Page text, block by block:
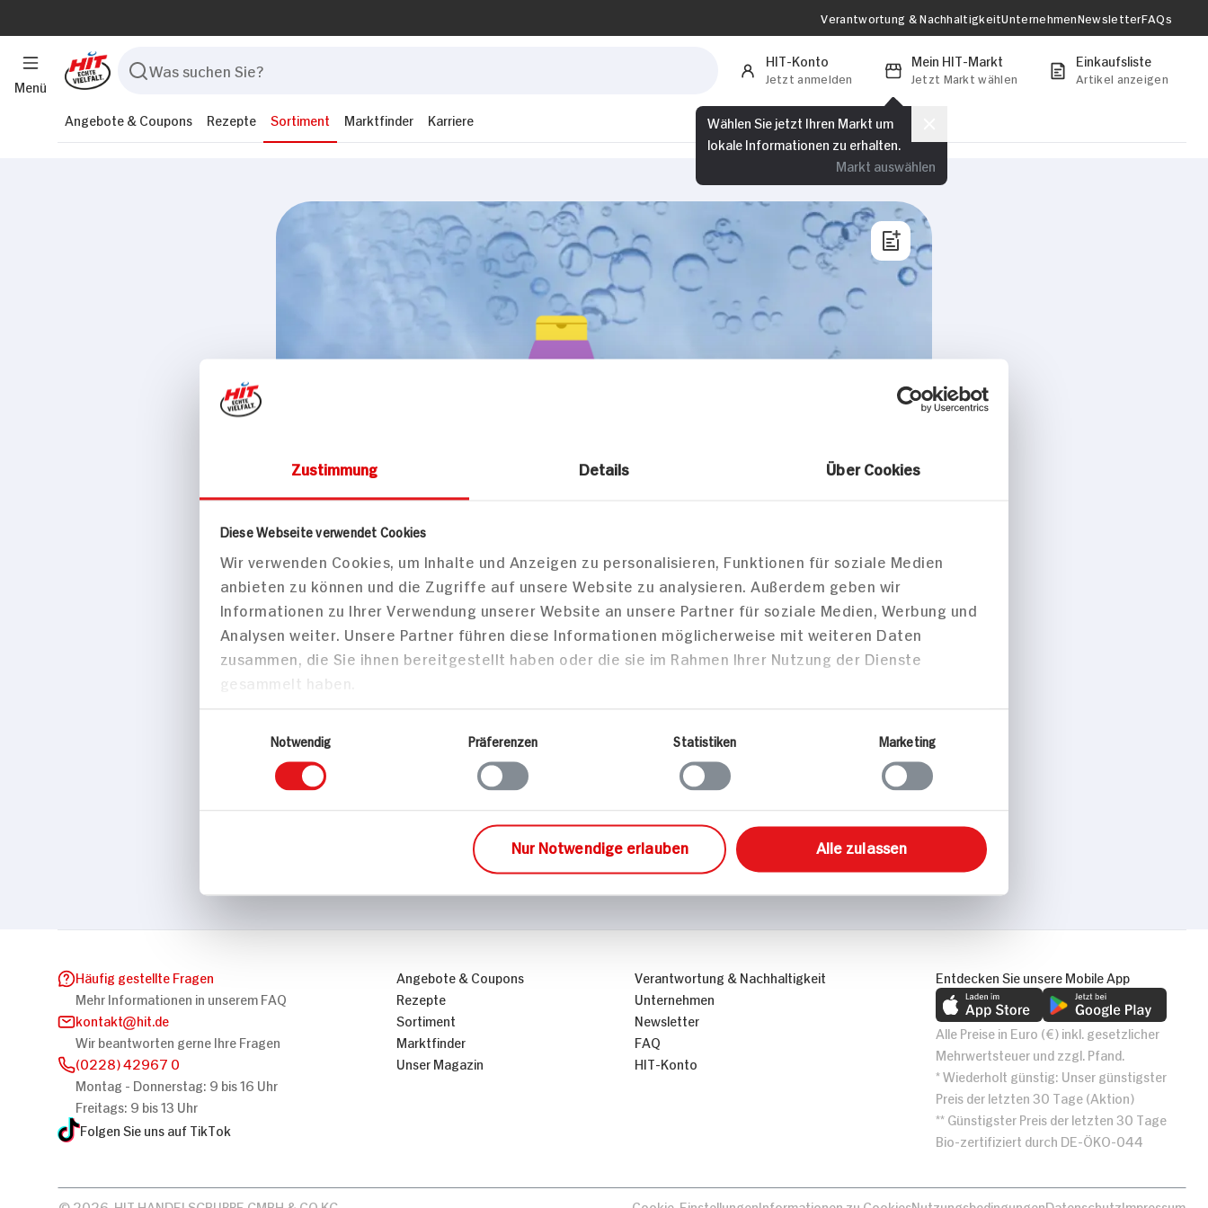
Zustimmung Details Über Cookies
Diese Webseite verwendet Cookies
Wir verwenden Cookies, um Inhalte und Anzeigen zu personalisieren, Funktionen für soziale Medien
anbieten zu können und die Zugriffe auf unsere Website zu analysieren. Außerdem geben wir
Informationen zu Ihrer Verwendung unserer Website an unsere Partner für soziale Medien, Werbung und
Analysen weiter. Unsere Partner führen diese Informationen möglicherweise mit weiteren Daten
zusammen, die Sie ihnen bereitgestellt haben oder die sie im Rahmen Ihrer Nutzung der Dienste
gesammelt haben.
Notwendig
Präferenzen Statistiken Marketing
Nur Notwendige erlauben Alle zulassen
Menü
Verantwortung & NachhaltigkeitUnternehmenNewsletterFAQs
HIT-Konto
Jetzt anmelden
Mein HIT-Markt
Jetzt Markt wählen
Wählen Sie jetzt Ihren Markt um
lokale Informationen zu erhalten.
Markt auswählen
Einkaufsliste
Artikel anzeigen
Angebote & Coupons Rezepte Sortiment Marktfinder Karriere
Drogerie & Kosmetik
L‘Oréal Mascara False Lash Bambi extra b
Zum Marktfinder
Häufig gestellte Fragen
Mehr Informationen in unserem FAQ
kontakt
hit.de
Wir beantworten gerne Ihre Fragen
(0228) 42967 0
Montag - Donnerstag: 9 bis 16 Uhr
Freitags: 9 bis 13 Uhr
Folgen Sie uns auf TikTok
Angebote & Coupons
Rezepte
Sortiment
Marktfinder
Unser Magazin
Verantwortung & Nachhaltigkeit
Unternehmen
Newsletter
FAQ
HIT-Konto
Entdecken Sie unsere Mobile App
Alle Preise in Euro (€) inkl. gesetzlicher
Mehrwertsteuer und zzgl. Pfand.
* Wiederholt günstig: Unser günstigster
Preis der letzten 30 Tage (Aktion)
** Günstigster Preis der letzten 30 Tage
Bio-zertifiziert durch DE-ÖKO-044